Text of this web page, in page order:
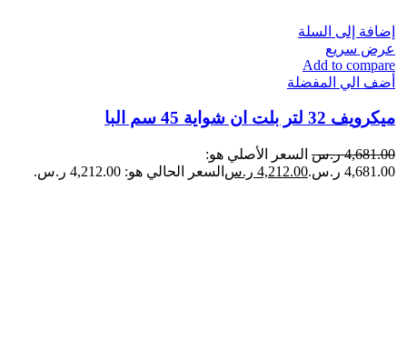
إضافة إلى السلة
عرض سريع
Add to compare
أضف الي المفضلة
ميكرويف 32 لتر بلت ان شواية 45 سم البا
4,681.00 ر.س السعر الأصلي هو:
4,681.00 ر.س.
4,212.00 ر.س السعر الحالي هو: 4,212.00 ر.س.